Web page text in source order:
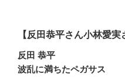
【反田恭平さん小林愛実
反田 恭平
波乱に満ちたペガサス